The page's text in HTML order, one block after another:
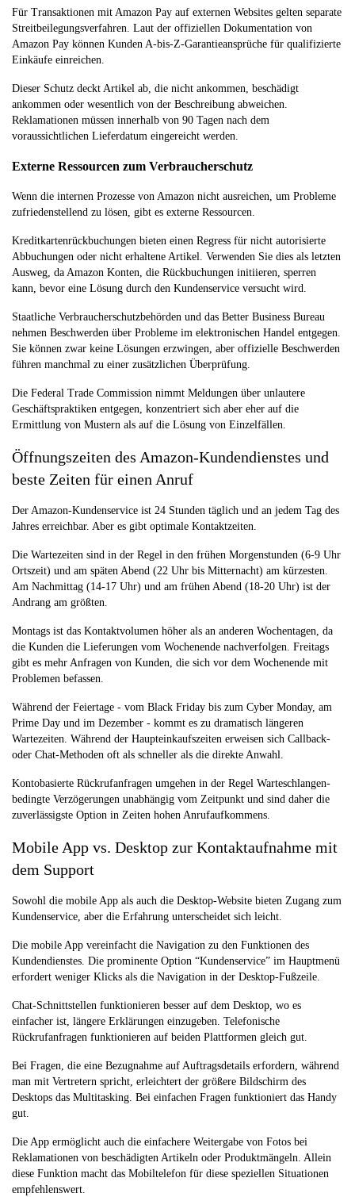
Für Transaktionen mit Amazon Pay auf externen Websites gelten separate
Streitbeilegungsverfahren. Laut der offiziellen Dokumentation von
Amazon Pay können Kunden A-bis-Z-Garantieansprüche für qualifizierte
Einkäufe einreichen.
Dieser Schutz deckt Artikel ab, die nicht ankommen, beschädigt
ankommen oder wesentlich von der Beschreibung abweichen.
Reklamationen müssen innerhalb von 90 Tagen nach dem
voraussichtlichen Lieferdatum eingereicht werden.
Externe Ressourcen zum Verbraucherschutz
Wenn die internen Prozesse von Amazon nicht ausreichen, um Probleme
zufriedenstellend zu lösen, gibt es externe Ressourcen.
Kreditkartenrückbuchungen bieten einen Regress für nicht autorisierte
Abbuchungen oder nicht erhaltene Artikel. Verwenden Sie dies als letzten
Ausweg, da Amazon Konten, die Rückbuchungen initiieren, sperren
kann, bevor eine Lösung durch den Kundenservice versucht wird.
Staatliche Verbraucherschutzbehörden und das Better Business Bureau
nehmen Beschwerden über Probleme im elektronischen Handel entgegen.
Sie können zwar keine Lösungen erzwingen, aber offizielle Beschwerden
führen manchmal zu einer zusätzlichen Überprüfung.
Die Federal Trade Commission nimmt Meldungen über unlautere
Geschäftspraktiken entgegen, konzentriert sich aber eher auf die
Ermittlung von Mustern als auf die Lösung von Einzelfällen.
Öffnungszeiten des Amazon-Kundendienstes und
beste Zeiten für einen Anruf
Der Amazon-Kundenservice ist 24 Stunden täglich und an jedem Tag des
Jahres erreichbar. Aber es gibt optimale Kontaktzeiten.
Die Wartezeiten sind in der Regel in den frühen Morgenstunden (6-9 Uhr
Ortszeit) und am späten Abend (22 Uhr bis Mitternacht) am kürzesten.
Am Nachmittag (14-17 Uhr) und am frühen Abend (18-20 Uhr) ist der
Andrang am größten.
Montags ist das Kontaktvolumen höher als an anderen Wochentagen, da
die Kunden die Lieferungen vom Wochenende nachverfolgen. Freitags
gibt es mehr Anfragen von Kunden, die sich vor dem Wochenende mit
Problemen befassen.
Während der Feiertage - vom Black Friday bis zum Cyber Monday, am
Prime Day und im Dezember - kommt es zu dramatisch längeren
Wartezeiten. Während der Haupteinkaufszeiten erweisen sich Callback-
oder Chat-Methoden oft als schneller als die direkte Anwahl.
Kontobasierte Rückrufanfragen umgehen in der Regel Warteschlangen-
bedingte Verzögerungen unabhängig vom Zeitpunkt und sind daher die
zuverlässigste Option in Zeiten hohen Anrufaufkommens.
Mobile App vs. Desktop zur Kontaktaufnahme mit
dem Support
Sowohl die mobile App als auch die Desktop-Website bieten Zugang zum
Kundenservice, aber die Erfahrung unterscheidet sich leicht.
Die mobile App vereinfacht die Navigation zu den Funktionen des
Kundendienstes. Die prominente Option “Kundenservice” im Hauptmenü
erfordert weniger Klicks als die Navigation in der Desktop-Fußzeile.
Chat-Schnittstellen funktionieren besser auf dem Desktop, wo es
einfacher ist, längere Erklärungen einzugeben. Telefonische
Rückrufanfragen funktionieren auf beiden Plattformen gleich gut.
Bei Fragen, die eine Bezugnahme auf Auftragsdetails erfordern, während
man mit Vertretern spricht, erleichtert der größere Bildschirm des
Desktops das Multitasking. Bei einfachen Fragen funktioniert das Handy
gut.
Die App ermöglicht auch die einfachere Weitergabe von Fotos bei
Reklamationen von beschädigten Artikeln oder Produktmängeln. Allein
diese Funktion macht das Mobiltelefon für diese speziellen Situationen
empfehlenswert.